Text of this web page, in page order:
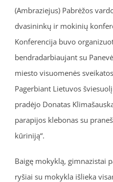
(Ambraziejus) Pabrėžos
dvasininkų ir mokinių
Konferencija buvo
bendradarbiaujant su
miesto visuomenės
Pagerbiant Lietuvos
pradėjo Donatas
parapijos klebonas su
kūriniją“.
Baigę mokyklą, gimnazistai
ryšiai su mokykla išlieka